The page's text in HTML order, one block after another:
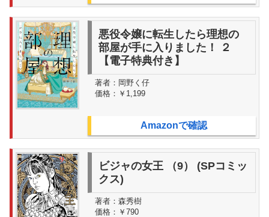
悪役令嬢に転生したら理想の
部屋が手に入りました！ ２
【電子特典付き】
著者： 岡野く仔
価格： ￥1,199
Amazonで確認
ビジャの女王 （9） (SPコミッ
クス)
著者： 森秀樹
価格： ￥790